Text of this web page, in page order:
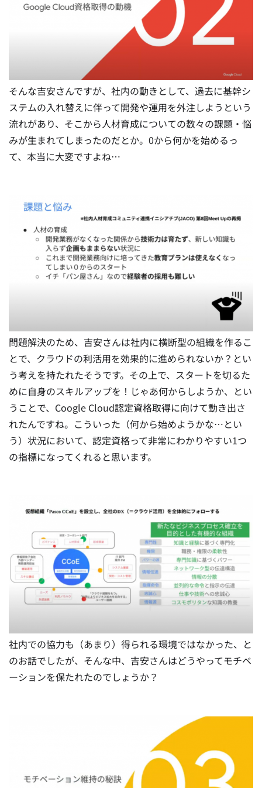
そんな吉安さんですが、社内の動きとして、過去に基幹シ
ステムの入れ替えに伴って開発や運用を外注しようという
流れがあり、そこから人材育成についての数々の課題・悩
みが生まれてしまったのだとか。0から何かを始めるっ
て、本当に大変ですよね…
問題解決のため、吉安さんは社内に横断型の組織を作るこ
とで、クラウドの利活用を効果的に進められないか？とい
う考えを持たれたそうです。その上で、スタートを切るた
めに自身のスキルアップを！じゃあ何からしようか、とい
うことで、Coogle Cloud認定資格取得に向けて動き出さ
れたんですね。こういった（何から始めようかな…とい
う）状況において、認定資格って非常にわかりやすい1つ
の指標になってくれると思います。
社内での協力も（あまり）得られる環境ではなかった、と
のお話でしたが、そんな中、吉安さんはどうやってモチベ
ーションを保たれたのでしょうか？